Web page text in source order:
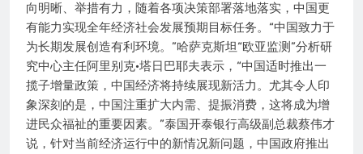
向明晰、举措有力，随着各项决策部署落地落实，中国更
有能力实现全年经济社会发展预期目标任务。“中国致力于
为长期发展创造有利环境。”哈萨克斯坦“欧亚监测”分析研
究中心主任阿里别克·塔日巴耶夫表示，“中国适时推出一
揽子增量政策，中国经济将持续展现新活力。尤其令人印
象深刻的是，中国注重扩大内需、提振消费，这将成为增
进民众福祉的重要因素。”泰国开泰银行高级副总裁蔡伟才
说，针对当前经济运行中的新情况新问题，中国政府推出